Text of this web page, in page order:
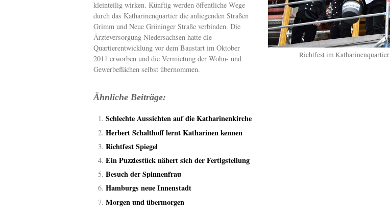
Richtfest im Katharinenquartier
kleinteilig wirken. Künftig werden öffentliche Wege
durch das Katharinenquartier die anliegenden Straßen
Grimm und Neue Gröninger Straße verbinden. Die
Ärzteversorgung Niedersachsen hatte die
Quartierentwicklung vor dem Baustart im Oktober
2011 erworben und die Vermietung der Wohn- und
Gewerbeflächen selbst übernommen.
Ähnliche Beiträge:
Schlechte Aussichten auf die Katharinenkirche
Herbert Schalthoff lernt Katharinen kennen
Richtfest Spiegel
Ein Puzzlestück nähert sich der Fertigstellung
Besuch der Spinnenfrau
Hamburgs neue Innenstadt
Morgen und übermorgen